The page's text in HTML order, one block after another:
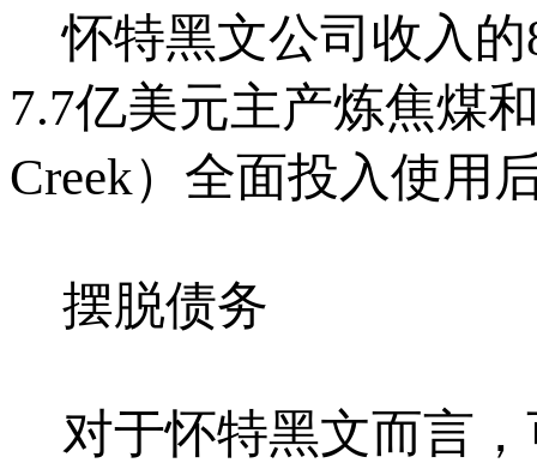
怀特黑文公司收入的
7.7亿美元主产炼焦煤
Creek）全面投入使用
摆脱债务
对于怀特黑文而言，